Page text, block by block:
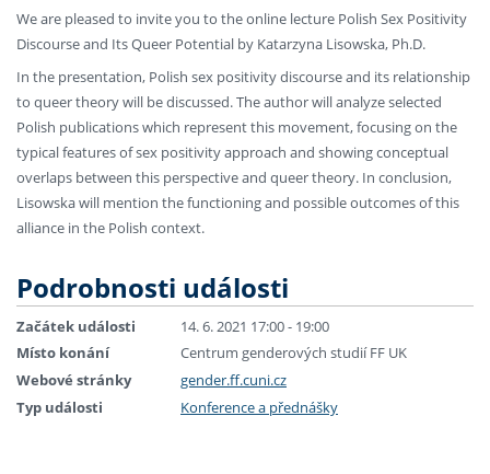
We are pleased to invite you to the online lecture Polish Sex Positivity
Discourse and Its Queer Potential by Katarzyna Lisowska, Ph.D.
In the presentation, Polish sex positivity discourse and its relationship
to queer theory will be discussed. The author will analyze selected
Polish publications which represent this movement, focusing on the
typical features of sex positivity approach and showing conceptual
overlaps between this perspective and queer theory. In conclusion,
Lisowska will mention the functioning and possible outcomes of this
alliance in the Polish context.
Podrobnosti události
Začátek události
14. 6. 2021 17:00 - 19:00
Místo konání
Centrum genderových studií FF UK
Webové stránky
gender.ff.cuni.cz
Typ události
Konference a přednášky